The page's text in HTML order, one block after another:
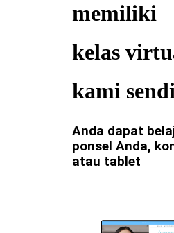
memiliki
kelas
kami
Anda dapat
ponsel Anda,
atau tablet